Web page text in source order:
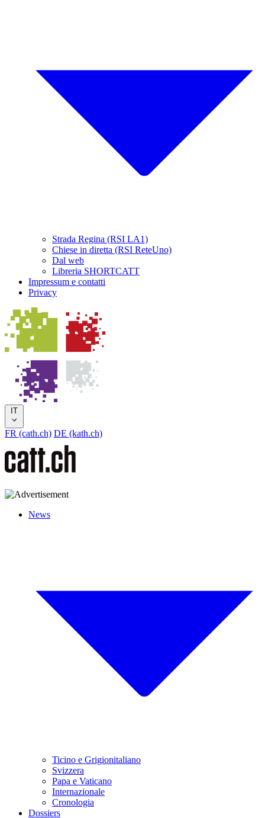
Strada Regina (RSI LA1)
Chiese in diretta (RSI ReteUno)
Dal web
Libreria SHORTCATT
Impressum e contatti
Privacy
IT
FR (cath.ch) DE (kath.ch)
News
Ticino e Grigionitaliano
Svizzera
Papa e Vaticano
Internazionale
Cronologia
Dossiers